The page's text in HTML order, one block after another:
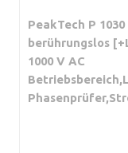
PeakTech P
berührungslos
1000 V AC